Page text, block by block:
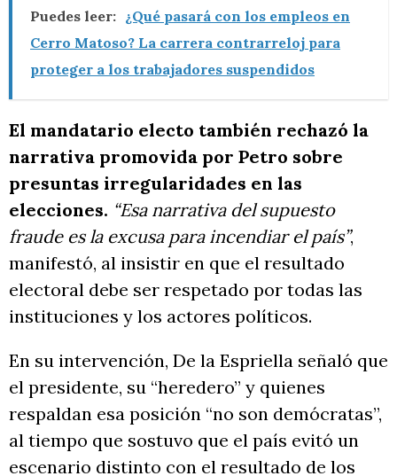
Puedes leer: ¿Qué pasará con los empleos en
Cerro Matoso? La carrera contrarreloj para
proteger a los trabajadores suspendidos
El mandatario electo también rechazó la
narrativa promovida por Petro sobre
presuntas irregularidades en las
elecciones. “Esa narrativa del supuesto
fraude es la excusa para incendiar el país”,
manifestó, al insistir en que el resultado
electoral debe ser respetado por todas las
instituciones y los actores políticos.
En su intervención, De la Espriella señaló que
el presidente, su “heredero” y quienes
respaldan esa posición “no son demócratas”,
al tiempo que sostuvo que el país evitó un
escenario distinto con el resultado de los